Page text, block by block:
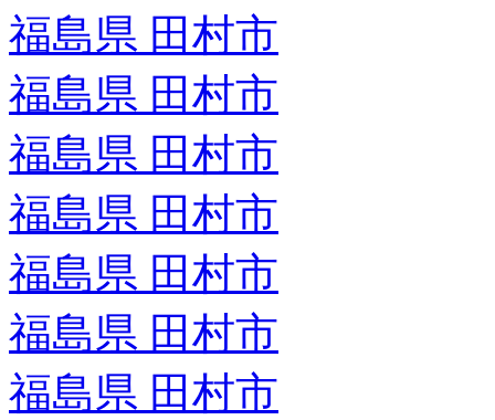
福島県 田村市
福島県 田村市
福島県 田村市
福島県 田村市
福島県 田村市
福島県 田村市
福島県 田村市